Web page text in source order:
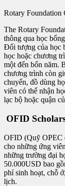
Rotary Foundation
The Rotary
thông qua học
Đối tượng của học
học hoặc chương
một đến bốn năm.
chương trình còn
chuyển, đồ dùng
viên có thể nhận
lạc bộ hoặc quận
OFID
OFID (Quỹ OPEC
cho những ứng
những trường đại
50.000USD bao
phí sinh hoạt, chỗ
lịch.